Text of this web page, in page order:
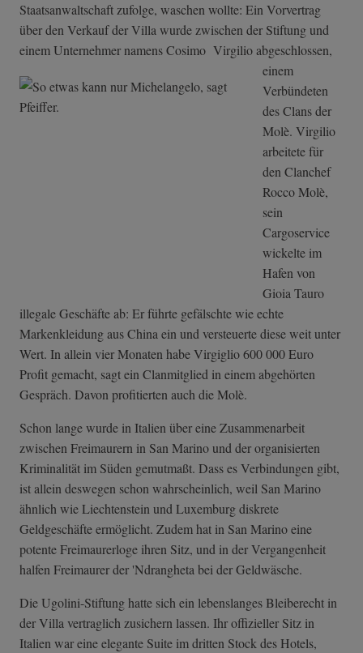
Staatsanwaltschaft zufolge, waschen wollte: Ein Vorvertrag
über den Verkauf der Villa wurde zwischen der Stiftung und
einem Unternehmer namens Cosimo Virgilio abgeschlossen,
einem
Verbündeten
des Clans der
Molè. Virgilio
arbeitete für
den Clanchef
Rocco Molè,
sein
Cargoservice
wickelte im
Hafen von
Gioia Tauro
illegale Geschäfte ab: Er führte gefälschte wie echte
Markenkleidung aus China ein und versteuerte diese weit unter
Wert. In allein vier Monaten habe Virgiglio 600 000 Euro
Profit gemacht, sagt ein Clanmitglied in einem abgehörten
Gespräch. Davon profitierten auch die Molè.
Schon lange wurde in Italien über eine Zusammenarbeit
zwischen Freimaurern in San Marino und der organisierten
Kriminalität im Süden gemutmaßt. Dass es Verbindungen gibt,
ist allein deswegen schon wahrscheinlich, weil San Marino
ähnlich wie Liechtenstein und Luxemburg diskrete
Geldgeschäfte ermöglicht. Zudem hat in San Marino eine
potente Freimaurerloge ihren Sitz, und in der Vergangenheit
halfen Freimaurer der 'Ndrangheta bei der Geldwäsche.
Die Ugolini-Stiftung hatte sich ein lebenslanges Bleiberecht in
der Villa vertraglich zusichern lassen. Ihr offizieller Sitz in
Italien war eine elegante Suite im dritten Stock des Hotels,